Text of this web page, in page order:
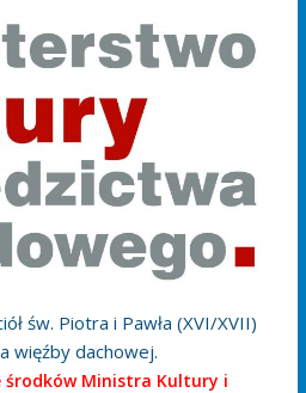
św. Piotra i Pawła (XVI/XVII)
więźby dachowej.
środków Ministra Kultury i